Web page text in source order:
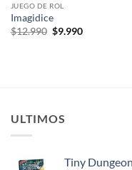
JUEGO DE ROL
Imagidice
$12.990 El
precio
$9.990El
ULTIMOS
Tiny